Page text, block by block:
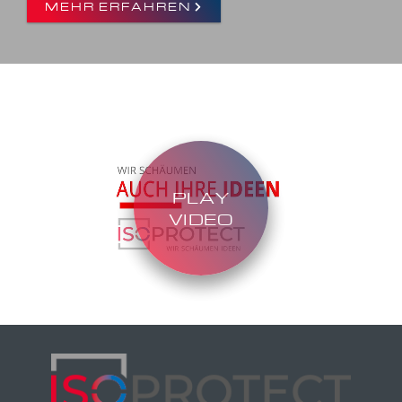
MEHR ERFAHREN
MEHR ERFAHREN
PLAY
VIDEO